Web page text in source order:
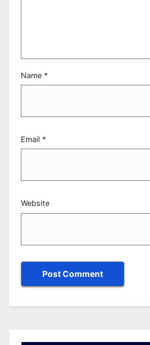
Name *
Email *
Website